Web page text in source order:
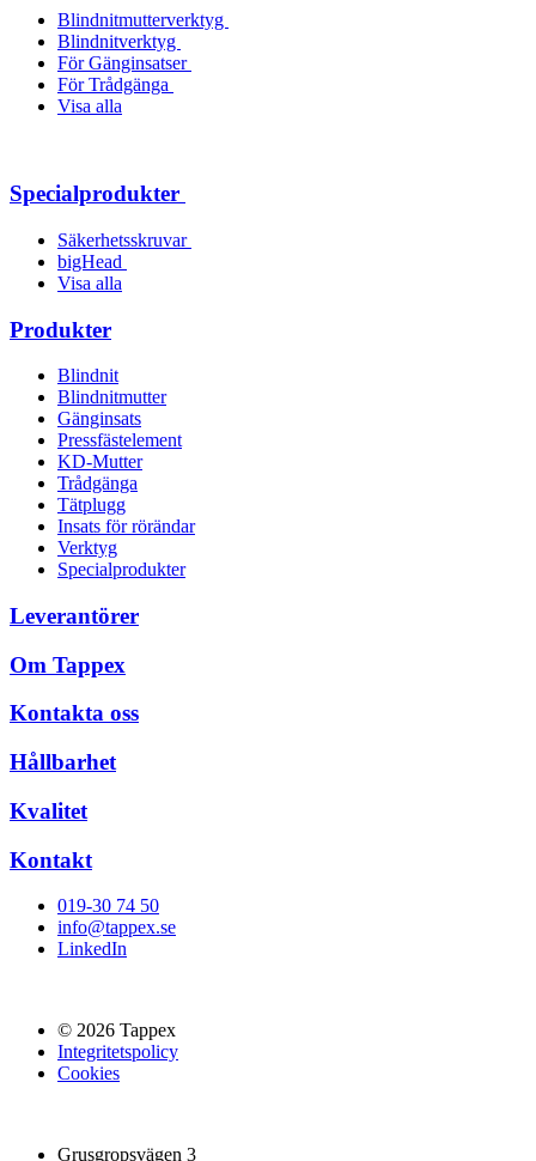
Blindnitmutterverktyg
Blindnitverktyg
För Gänginsatser
För Trådgänga
Visa alla
Specialprodukter
Säkerhetsskruvar
bigHead
Visa alla
Produkter
Blindnit
Blindnitmutter
Gänginsats
Pressfästelement
KD-Mutter
Trådgänga
Tätplugg
Insats för rörändar
Verktyg
Specialprodukter
Leverantörer
Om Tappex
Kontakta oss
Hållbarhet
Kvalitet
Kontakt
019-30 74 50
info@tappex.se
LinkedIn
© 2026 Tappex
Integritetspolicy
Cookies
Grusgropsvägen 3